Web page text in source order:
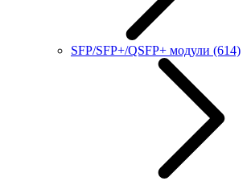
SFP/SFP+/QSFP+ модули (614)